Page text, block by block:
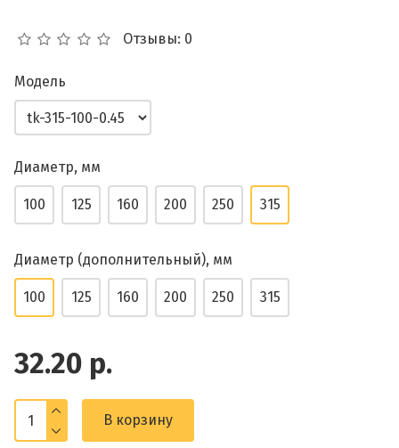
Отзывы: 0
32.20 р.
Модель
Диаметр, мм
100 125 160 200 250 315
Диаметр (дополнительный), мм
100 125 160 200 250 315
В корзину